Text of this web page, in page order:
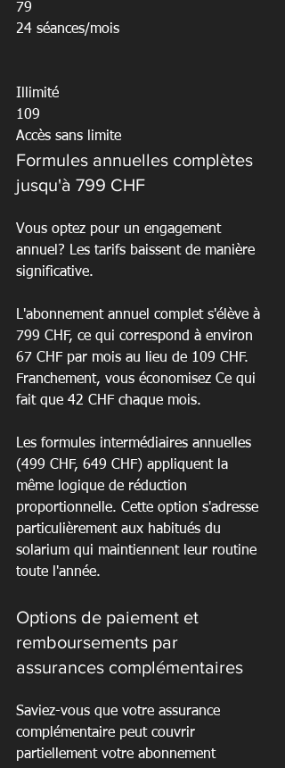
79
24 séances/mois
Illimité
109
Accès sans limite
Formules annuelles complètes
jusqu'à 799 CHF
Vous optez pour un engagement
annuel? Les tarifs baissent de manière
significative.
L'abonnement annuel complet s'élève à
799 CHF, ce qui correspond à environ
67 CHF par mois au lieu de 109 CHF.
Franchement, vous économisez Ce qui
fait que 42 CHF chaque mois.
Les formules intermédiaires annuelles
(499 CHF, 649 CHF) appliquent la
même logique de réduction
proportionnelle. Cette option s'adresse
particulièrement aux habitués du
solarium qui maintiennent leur routine
toute l'année.
Options de paiement et
remboursements par
assurances complémentaires
Saviez-vous que votre assurance
complémentaire peut couvrir
partiellement votre abonnement